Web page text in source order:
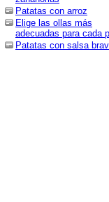
Patatas con arroz
Elige las ollas más
adecuadas para cada
Patatas con salsa